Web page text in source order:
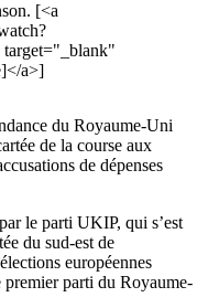
[<a
a>]
du Royaume-Uni
de la course aux
de dépenses
le parti UKIP, qui s’est
du sud-est de
européennes
parti du Royaume-